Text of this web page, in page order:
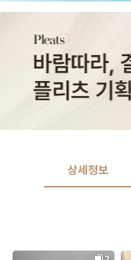
상세정보